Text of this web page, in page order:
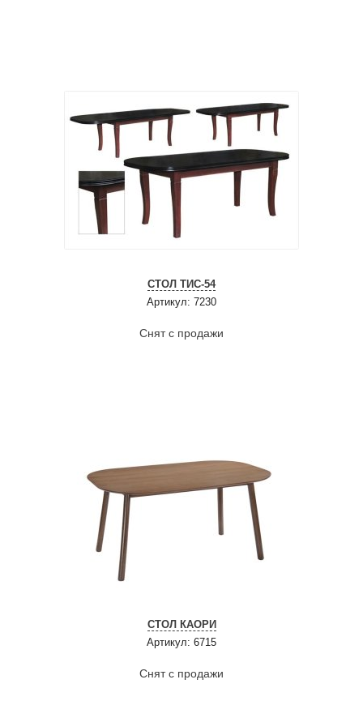
СТОЛ ТИС-54
Артикул: 7230
Снят с продажи
СТОЛ КАОРИ
Артикул: 6715
Снят с продажи